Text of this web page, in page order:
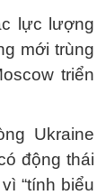
lực lượng
mới trùng
triển
Ukraine
động thái
“tính biểu